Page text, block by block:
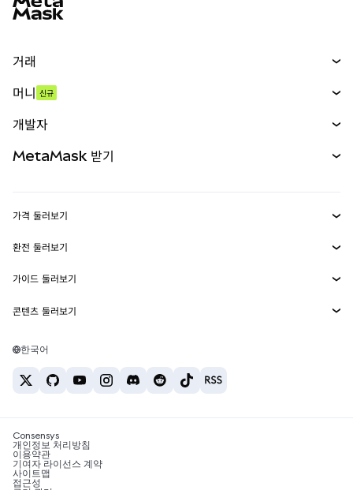
거래
무기한 선물
실물자산
머니 신규
개발자
MetaMask Connect
Snaps
웹3 서비스
MetaMask 받기
보안
고객 지원
채용
가격 둘러보기
이더리움 가격
솔라나 가격
테더 가격
환전 둘러보기
ETH를 USD로 환전
USDT를 INR로 환전
BTC를 INR로 환전
ETH를 USDT로 환전
가이드 둘러보기
ETH 매수
USDT 매수
SHIB 매수
BNB 매수
콘텐츠 둘러보기
솔라나 지갑
암호화폐 세금 뉴스
암호화폐 매수 방법
한국어
Consensys
개인정보 처리방침
이용약관
기여자 라이선스 계약
사이트맵
접근성